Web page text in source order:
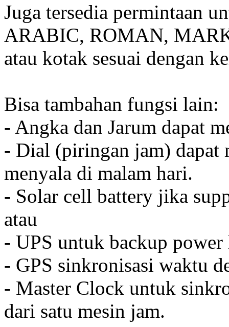
Juga tersedia permintaan
ARABIC, ROMAN,
atau kotak sesuai dengan
Bisa tambahan fungsi lain:
- Angka dan Jarum dapat
- Dial (piringan jam) dapat
menyala di malam hari.
- Solar cell battery jika
atau
- UPS untuk backup
- GPS sinkronisasi waktu
- Master Clock untuk
dari satu mesin jam.